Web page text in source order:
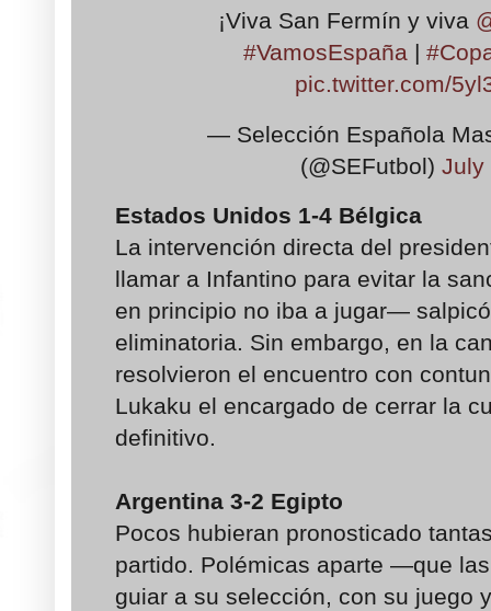
¡Viva San Fermín y viva
#VamosEspaña |
pic.twitter.com/
— Selección Española
(@SEFutbol)July
Estados Unidos 1-4 Bélgica
La intervención directa del
llamar a Infantino para evitar la
en principio no iba a jugar—
eliminatoria. Sin embargo, en la
resolvieron el encuentro con
Lukaku el encargado de cerrar la
definitivo.
Argentina 3-2 Egipto
Pocos hubieran pronosticado
partido. Polémicas aparte —que
guiar a su selección, con su juego